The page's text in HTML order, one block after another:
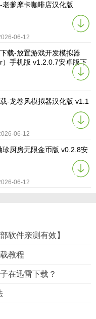
爹摩卡咖啡店汉化版
06-12
载-放置游戏开发模拟器
）手机版 v1.2.0.7安卓版下
-龙卷风模拟器汉化版 v1.1
06-12
厨房无限金币版 v0.2.8安
06-12
软件亲测有效】
教程
在迅雷下载？